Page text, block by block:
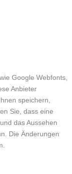
Google Webfonts,
Anbieter
speichern,
Sie, dass eine
das Aussehen
Die Änderungen